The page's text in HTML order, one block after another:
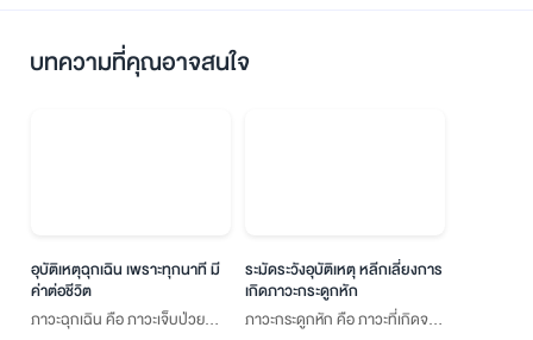
บทความที่คุณอาจสนใจ
อุบัติเหตุฉุกเฉิน เพราะทุกนาที มี
ค่าต่อชีวิต
ภาวะฉุกเฉิน คือ ภาวะเจ็บป่วย
ระมัดระวังอุบัติเหตุ หลีกเลี่ยงการ
เกิดภาวะกระดูกหัก
ภาวะกระดูกหัก คือ ภาวะที่เกิดจาก